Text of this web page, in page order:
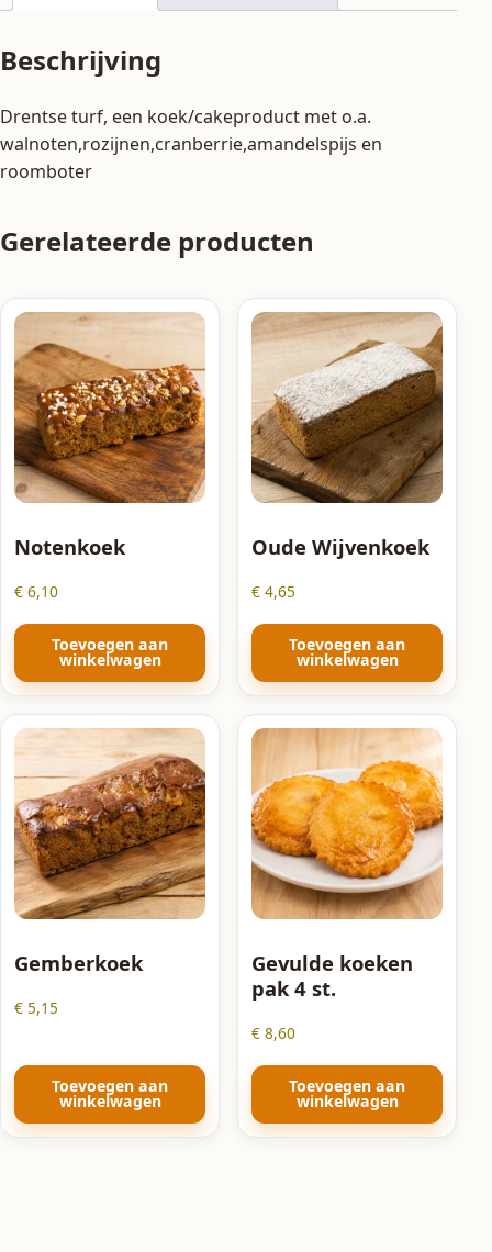
Beschrijving
Drentse turf, een koek/cakeproduct met o.a.
walnoten,rozijnen,cranberrie,amandelspijs en
roomboter
Gerelateerde producten
Notenkoek
€ 6,10
Toevoegen aan
winkelwagen
Oude Wijvenkoek
€ 4,65
Toevoegen aan
winkelwagen
Gemberkoek
€ 5,15
Toevoegen aan
winkelwagen
Gevulde koeken
pak 4 st.
€ 8,60
Toevoegen aan
winkelwagen